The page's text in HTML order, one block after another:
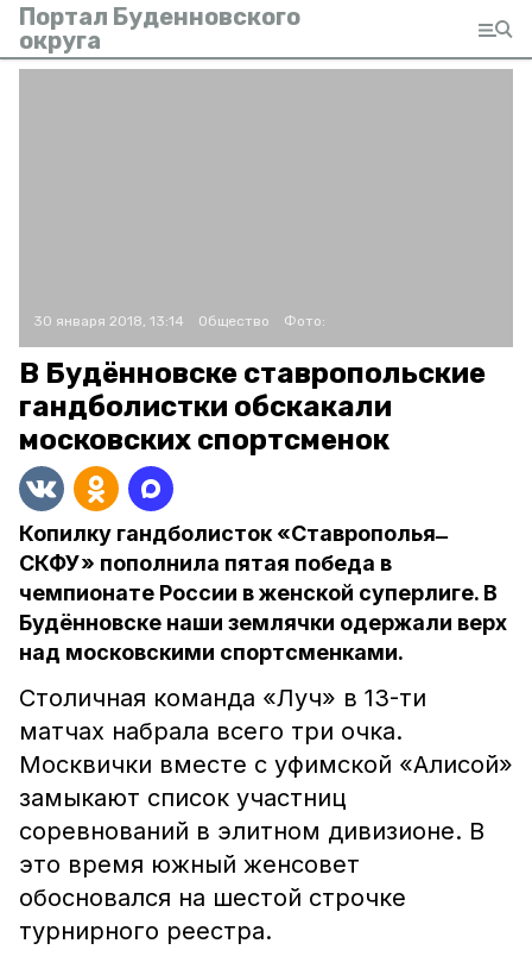
Портал Буденновского
округа
30 января 2018, 13:14 Общество Фото:
В Будённовске ставропольские
гандболистки обскакали
московских спортсменок
Копилку гандболисток «Ставрополья ̶
СКФУ» пополнила пятая победа в
чемпионате России в женской суперлиге. В
Будённовске наши землячки одержали верх
над московскими спортсменками.
Столичная команда «Луч» в 13-ти
матчах набрала всего три очка.
Москвички вместе с уфимской «Алисой»
замыкают список участниц
соревнований в элитном дивизионе. В
это время южный женсовет
обосновался на шестой строчке
турнирного реестра.